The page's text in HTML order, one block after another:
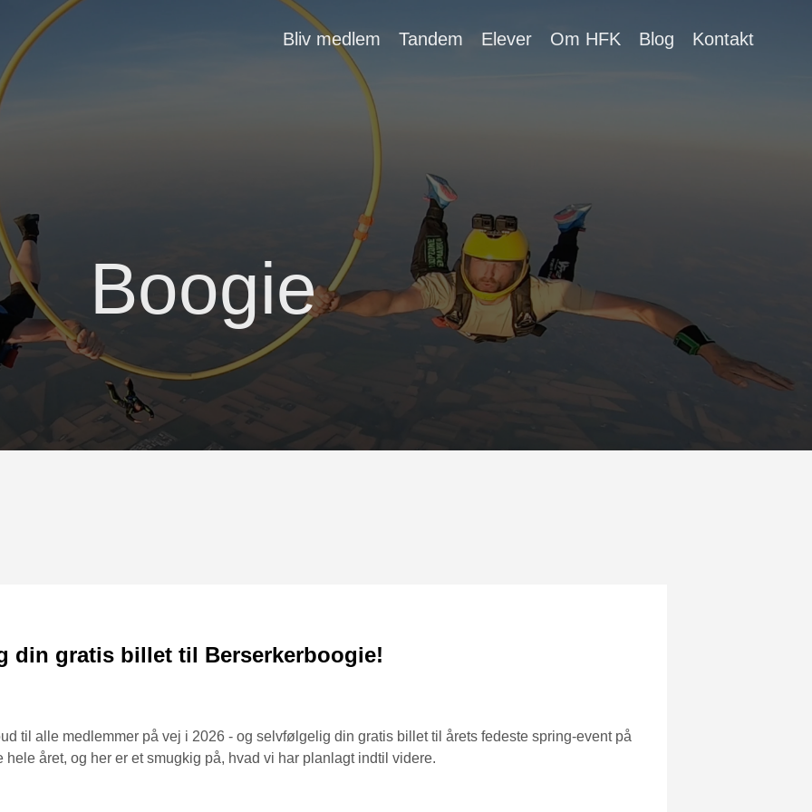
Bliv medlem Tandem Elever Om HFK Blog Kontakt
Boogie
din gratis billet til Berserkerboogie!
til alle medlemmer på vej i 2026 - og selvfølgelig din gratis billet til årets fedeste spring-event på
året, og her er et smugkig på, hvad vi har planlagt indtil videre.